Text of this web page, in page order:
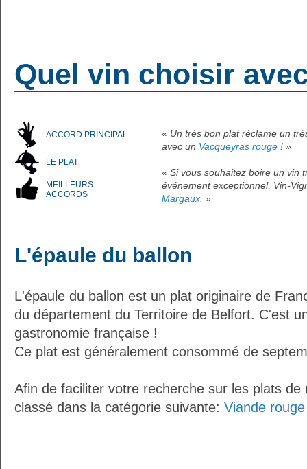
Quel vin choisir
ACCORD PRINCIPAL
LE PLAT
MEILLEURS
ACCORDS
« Un très bon plat réclame un
avec un Vacqueyras rouge ! »
« Si vous souhaitez boire un vin
événement exceptionnel, Vin-
Margaux. »
L'épaule du ballon
L'épaule du ballon est un plat originaire de
du département du Territoire de Belfort. C'est
gastronomie française !
Ce plat est généralement consommé de
Afin de faciliter votre recherche sur les plats
classé dans la catégorie suivante: Viande